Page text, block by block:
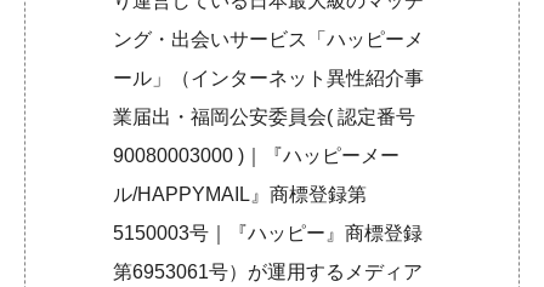
ング・出会いサービス「ハッピーメ
ール」（インターネット異性紹介事
業届出・福岡公安委員会( 認定番号
90080003000 )｜『ハッピーメー
ル/HAPPYMAIL』商標登録第
5150003号｜『ハッピー』商標登録
第6953061号）が運用するメディア